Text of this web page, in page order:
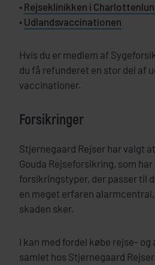
• Rejseklinikken i
• Udlandsvaccinationen
Hvis du er medlem af
du få refunderet en stor del af
vaccinationer.
Forsikringer
Stjernegaard Rejser har valgt
Gouda Rejseforsikring, som
forsikringstyper, der passer til
en meget erfaren
skaden sker.
I kan med fordel købe rejse-
samlet hos Stjernegaard